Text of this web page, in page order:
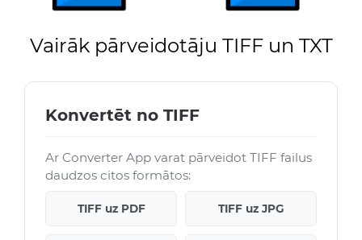
Vairāk pārveidotāju TIFF un TXT
Konvertēt no TIFF
Ar Converter App varat pārveidot TIFF failus
daudzos citos formātos:
TIFF uz PDF TIFF uz JPG